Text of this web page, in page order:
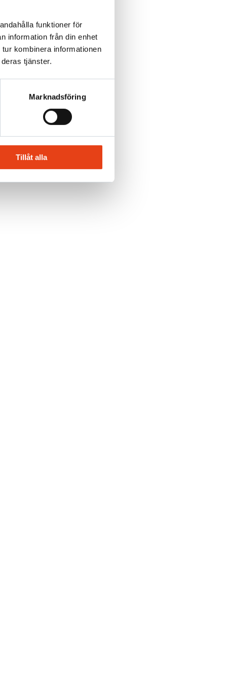
funktioner för
information från din enhet
kombinera informationen
tjänster.
Marknadsföring
Tillåt alla